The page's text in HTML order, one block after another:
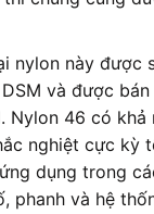
nylon này được
và được
Nylon 46 có khả
nghiệt cực kỳ
dụng trong
phanh và hệ